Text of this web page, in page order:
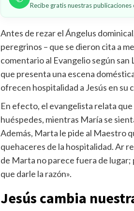
Recibe gratis nuestras
Antes de rezar el Ángelus
peregrinos – que se dieron cita a
comentario al Evangelio según
que presenta una escena
ofrecen hospitalidad a Jesús en su
En efecto, el evangelista relata
huéspedes, mientras María se
Además, Marta le pide al Maestro
quehaceres de la hospitalidad. Ar
de Marta no parece fuera de
que darle la razón».
Jesús cambia